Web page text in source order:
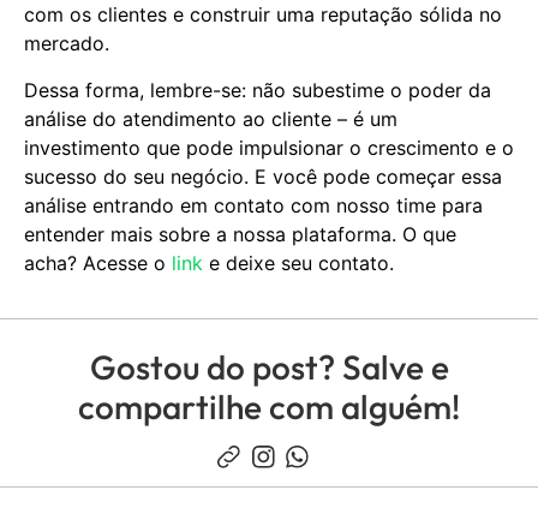
com os clientes e construir uma reputação sólida no
mercado.
Dessa forma, lembre-se: não subestime o poder da
análise do atendimento ao cliente – é um
investimento que pode impulsionar o crescimento e o
sucesso do seu negócio. E você pode começar essa
análise entrando em contato com nosso time para
entender mais sobre a nossa plataforma. O que
acha? Acesse o link e deixe seu contato.
Gostou do post? Salve e
compartilhe com alguém!